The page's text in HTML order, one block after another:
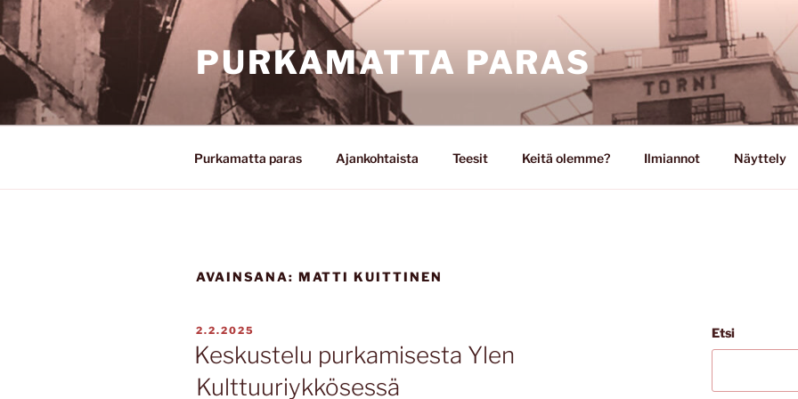
Siirry
sisältöön
PURKAMATTA PARAS
Purkamatta paras Ajankohtaista Teesit Keitä olemme? Ilmiannot Näyttely
AVAINSANA: MATTI KUITTINEN
JULKAISTU
2.2.2025
Keskustelu purkamisesta Ylen
Kulttuuriykkösessä
Etsi